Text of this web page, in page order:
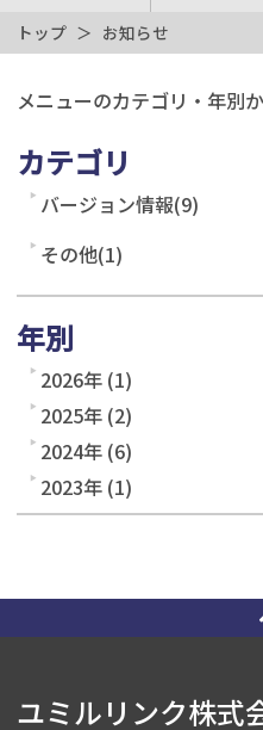
トップ
お知らせ
メニューのカテゴリ・年別
カテゴリ
バージョン情報(9)
その他(1)
年別
2026年 (1)
2025年 (2)
2024年 (6)
2023年 (1)
ユミルリンク株式